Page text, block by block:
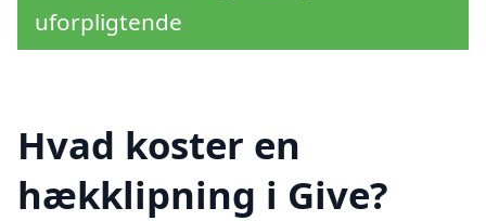
uforpligtende
Hvad koster en
hækklipning i Give?